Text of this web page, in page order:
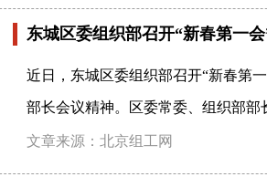
东城区委组织部召开“新春第一
近日，东城区委组织部召开“新春第
部长会议精神。区委常委、组织部
文章来源：北京组工网